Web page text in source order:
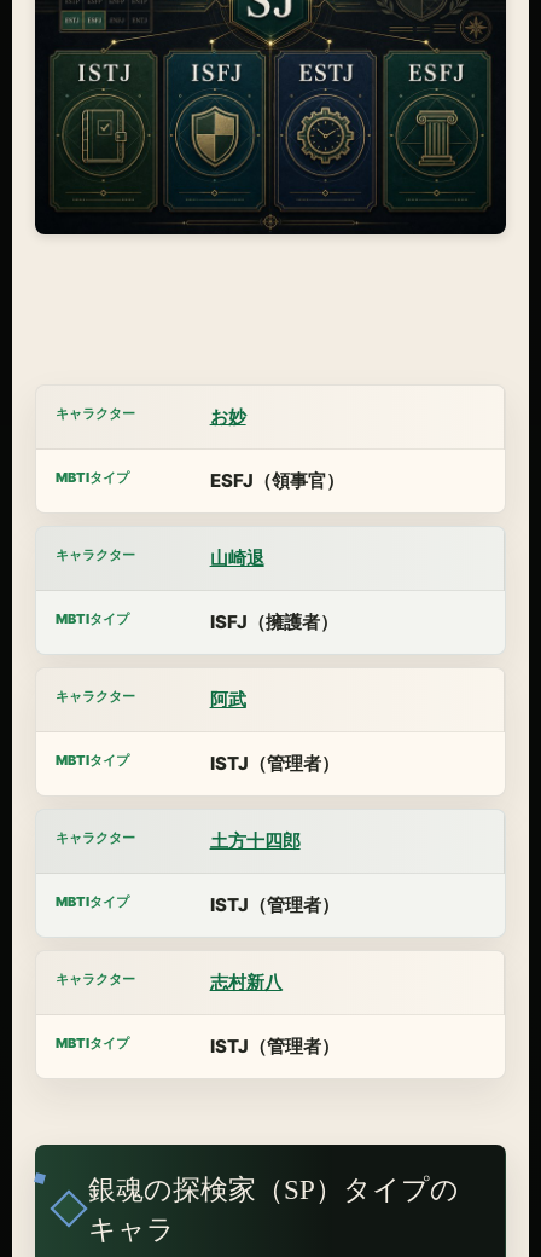
お妙
ESFJ（領事官）
山崎退
ISFJ（擁護者）
阿武
ISTJ（管理者）
土方十四郎
ISTJ（管理者）
志村新八
ISTJ（管理者）
銀魂の探検家（SP）タイプの
キャラ